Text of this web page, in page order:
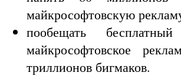
майкрософтовскую
пообещать
майкрософтовское
триллионов бигмаков.